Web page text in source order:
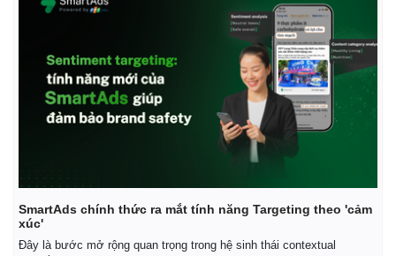
SmartAds chính thức ra mắt tính năng Targeting theo 'cảm
xúc'
Đây là bước mở rộng quan trọng trong hệ sinh thái contextual